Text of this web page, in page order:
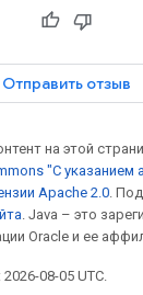
Отправить отзыв
на этой
"С указанием
Apache 2.0.
. Java – это
Oracle и ее
08-05 UTC.